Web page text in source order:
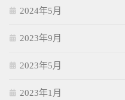
2024年5月
2023年9月
2023年5月
2023年1月